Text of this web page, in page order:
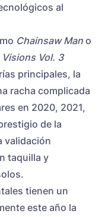
al
Chainsaw Man o
Visions Vol. 3
principales, la
racha complicada
en 2020, 2021,
de la
validación
taquilla y
tienen un
este año la